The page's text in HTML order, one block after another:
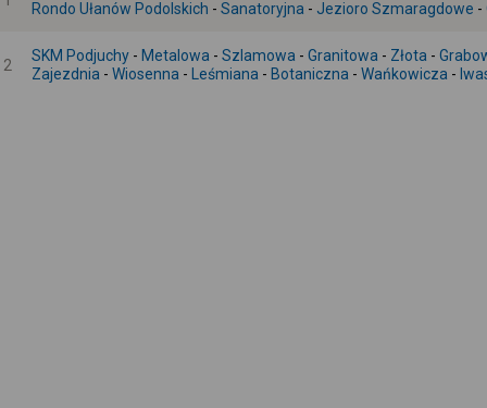
Rondo Ułanów Podolskich - Sanatoryjna - Jezioro Szmaragdowe -
2
SKM Podjuchy - Metalowa - Szlamowa - Granitowa - Złota -
Zajezdnia - Wiosenna - Leśmiana - Botaniczna - Wańkowicza -